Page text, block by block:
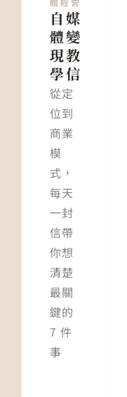
體經營
自媒
體變
現教
學信
從定
位到
商業
模
式，
每天
一封
信帶
你想
清楚
最關
鍵的
7 件
事